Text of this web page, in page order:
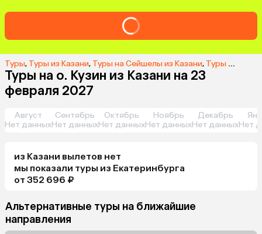
Туры, Туры из Казани, Туры на Сейшелы из Казани, Туры на о. Кузин из Казани
Туры на о. Кузин из Казани на 23
февраля 2027
Август
Нет данных
Сентябрь
Нет данных
Октябрь
Нет данных
Ноябрь
Нет данных
Декабрь
Нет данныхНет
из Казани вылетов нет
мы показали туры из Екатеринбурга
от 352 696 ₽
Альтернативные туры на ближайшие
направления